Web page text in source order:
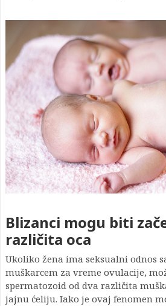
Blizanci mogu biti
različita oca
Ukoliko žena ima seksualni odnos
muškarcem za vreme ovulacije,
spermatozoid od dva različita
jajnu ćeliju. Iako je ovaj fenomen